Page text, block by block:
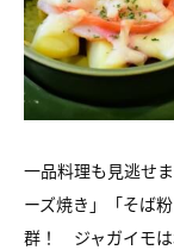
一品料理も見逃せ
ーズ焼き」「そば
群！ ジャガイモは